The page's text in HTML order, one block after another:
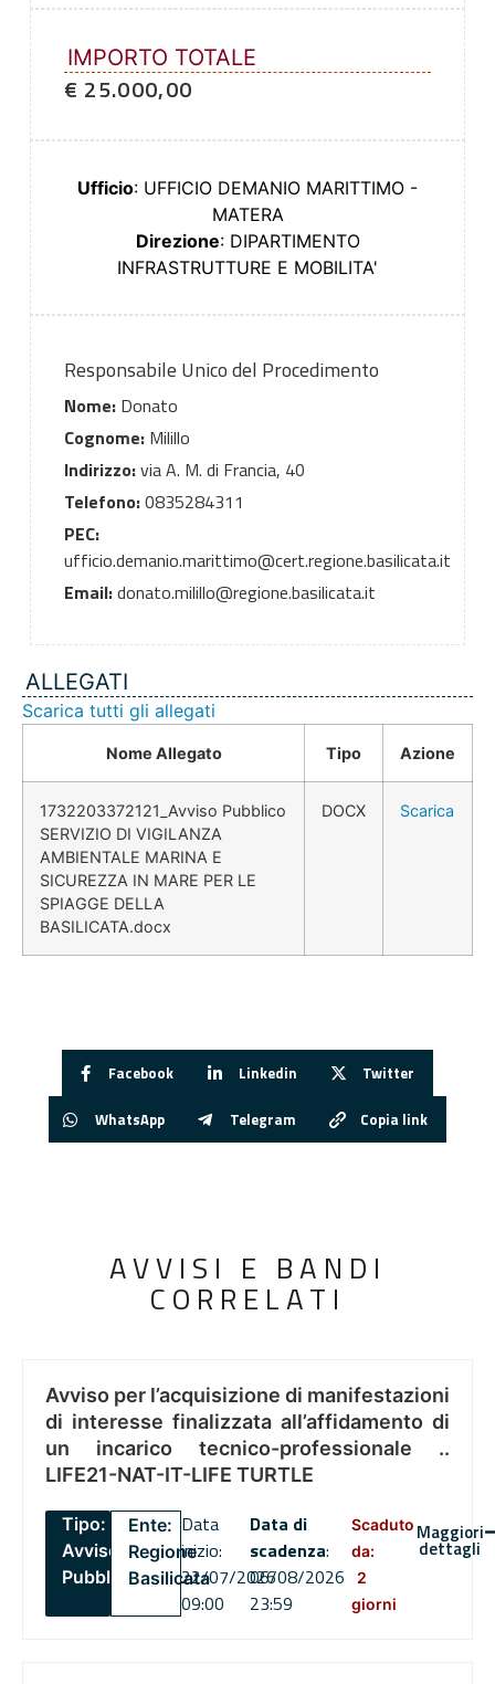
IMPORTO TOTALE
€ 25.000,00
Ufficio: UFFICIO DEMANIO MARITTIMO -
MATERA
Direzione: DIPARTIMENTO
INFRASTRUTTURE E MOBILITA'
Responsabile Unico del Procedimento
Nome:Donato
Cognome:Milillo
Indirizzo:via A. M. di Francia, 40
Telefono:0835284311
PEC:
ufficio.demanio.marittimo@cert.regione.basilicata.it
Email:donato.milillo@regione.basilicata.it
ALLEGATI
Scarica tutti gli allegati
Nome Allegato Tipo Azione
1732203372121_Avviso Pubblico
SERVIZIO DI VIGILANZA
AMBIENTALE MARINA E
SICUREZZA IN MARE PER LE
SPIAGGE DELLA
BASILICATA.docx
DOCX Scarica
Facebook Linkedin Twitter
WhatsApp Telegram Copia link
AVVISI E BANDI
CORRELATI
Avviso per l’acquisizione di manifestazioni
di interesse finalizzata all’affidamento di
un incarico tecnico-professionale ..
LIFE21-NAT-IT-LIFE TURTLE
Tipo:
Avviso
Pubblico
Ente:
Regione
Basilicata
Data
inizio:
22/07/2026
09:00
Data di
scadenza:
06/08/2026
23:59
Scaduto
da:
2
giorni
Maggiori
dettagli